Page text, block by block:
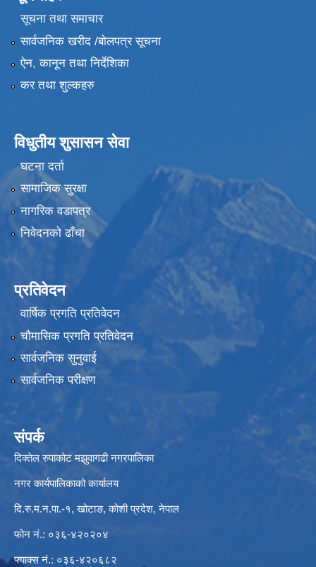
सूचना तथा समाचार
सार्वजनिक खरीद /बोलपत्र सूचना
ऐन, कानून तथा निर्देशिका
कर तथा शुल्कहरु
विधुतीय शुसासन सेवा
घटना दर्ता
सामाजिक सुरक्षा
नागरिक वडापत्र
निवेदनको ढाँचा
प्रतिवेदन
वार्षिक प्रगति प्रतिवेदन
चौमासिक प्रगति प्रतिवेदन
सार्वजनिक सुनुवाई
सार्वजनिक परीक्षण
संपर्क
दिक्तेल रुपाकोट मझुवागढी नगरपालिका
नगर कार्यपालिकाको कार्यालय
दि.रु.म.न.पा.-१, खोटाङ, कोशी प्रदेश, नेपाल
फोन नं.: ०३६-४२०२०४
फ्याक्स नं.: ०३६-४२०६८२